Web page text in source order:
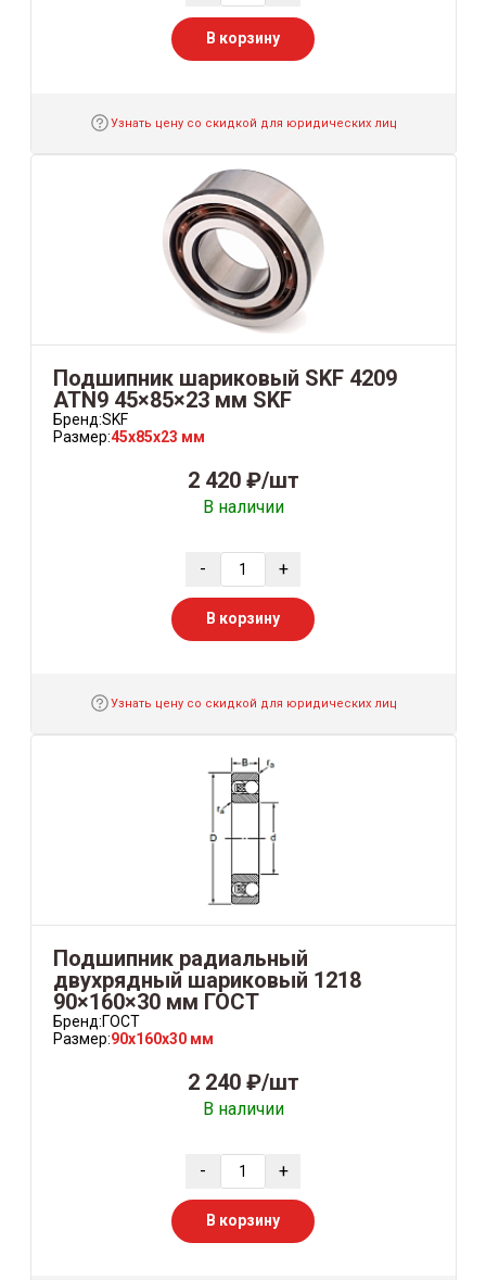
В корзину
Узнать цену со скидкой для юридических лиц
Подшипник шариковый SKF 4209
ATN9 45×85×23 мм SKF
Бренд:SKF
Размер:45x85x23 мм
2 420 ₽/шт
В наличии
- +
В корзину
Узнать цену со скидкой для юридических лиц
Подшипник радиальный
двухрядный шариковый 1218
90×160×30 мм ГОСТ
Бренд:ГОСТ
Размер:90x160x30 мм
2 240 ₽/шт
В наличии
- +
В корзину